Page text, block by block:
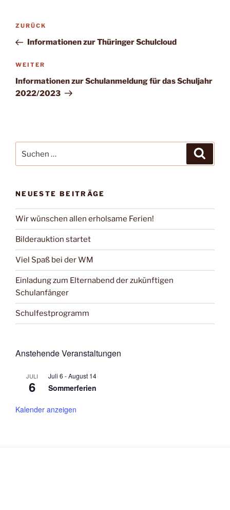
Beitragsnavigation
Vorheriger
Beitrag
ZURÜCK
Informationen zur Thüringer Schulcloud
Nächster
Beitrag
WEITER
Informationen zur Schulanmeldung für das Schuljahr
2022/2023
nach:
NEUESTE BEITRÄGE
Wir wünschen allen erholsame Ferien!
Bilderauktion startet
Viel Spaß bei der WM
Einladung zum Elternabend der zukünftigen
Schulanfänger
Schulfestprogramm
Anstehende Veranstaltungen
JULI
6
Juli 6 -August 14
Sommerferien
Kalender anzeigen